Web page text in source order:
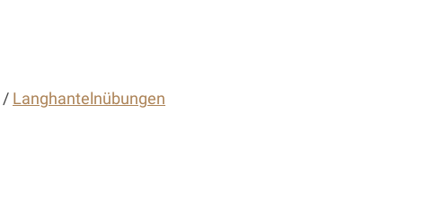
/ Langhantelnübungen